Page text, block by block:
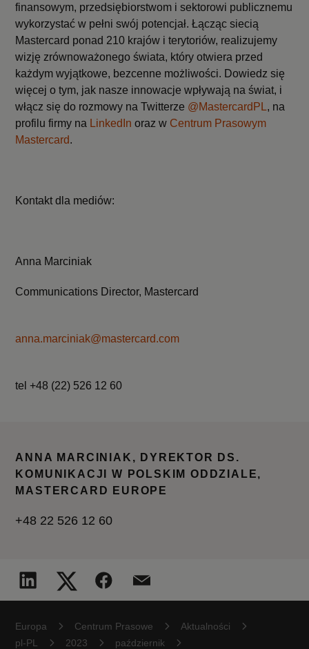
finansowym, przedsiębiorstwom i sektorowi publicznemu
wykorzystać w pełni swój potencjał. Łącząc siecią
Mastercard ponad 210 krajów i terytoriów, realizujemy
wizję zrównoważonego świata, który otwiera przed
każdym wyjątkowe, bezcenne możliwości. Dowiedz się
więcej o tym, jak nasze innowacje wpływają na świat, i
włącz się do rozmowy na Twitterze @MastercardPL, na
profilu firmy na LinkedIn oraz w Centrum Prasowym
Mastercard.
Kontakt dla mediów:
Anna Marciniak
Communications Director, Mastercard
anna.marciniak@mastercard.com
tel +48 (22) 526 12 60
ANNA MARCINIAK, DYREKTOR DS.
KOMUNIKACJI W POLSKIM ODDZIALE,
MASTERCARD EUROPE
+48 22 526 12 60
Europa Centrum Prasowe
Aktualności
pl-PL
2023
październik